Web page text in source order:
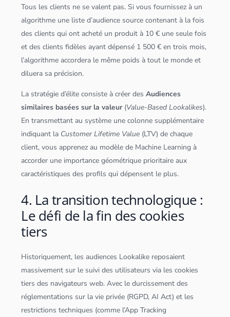
Tous les clients ne se valent pas. Si vous fournissez à un
algorithme une liste d’audience source contenant à la fois
des clients qui ont acheté un produit à 10 € une seule fois
et des clients fidèles ayant dépensé 1 500 € en trois mois,
l’algorithme accordera le même poids à tout le monde et
diluera sa précision.
La stratégie d’élite consiste à créer desAudiences
similaires basées sur la valeur(Value-Based Lookalikes).
En transmettant au système une colonne supplémentaire
indiquant la Customer Lifetime Value (LTV) de chaque
client, vous apprenez au modèle de Machine Learning à
accorder une importance géométrique prioritaire aux
caractéristiques des profils qui dépensent le plus.
4. La transition technologique :
Le défi de la fin des cookies
tiers
Historiquement, les audiences Lookalike reposaient
massivement sur le suivi des utilisateurs via les cookies
tiers des navigateurs web. Avec le durcissement des
réglementations sur la vie privée (RGPD, AI Act) et les
restrictions techniques (comme l’App Tracking